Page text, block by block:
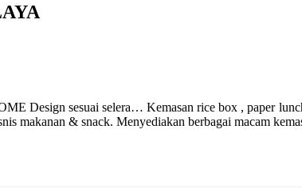
sesuai selera… Kemasan rice box , paper
makanan & snack. Menyediakan berbagai macam